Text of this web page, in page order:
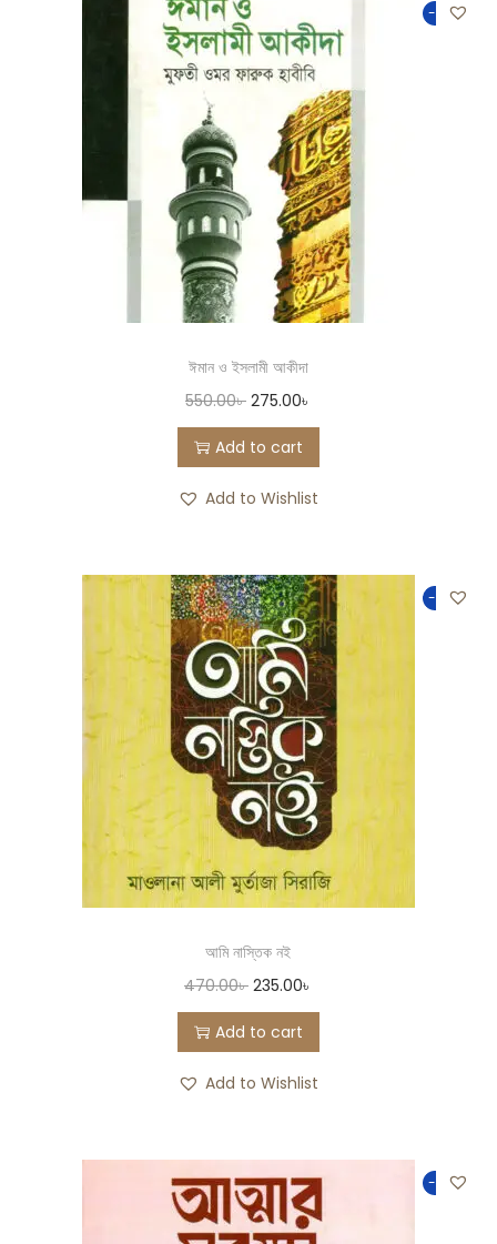
-50%
ঈমান ও ইসলামী আকীদা
550.00৳ 275.00৳
Add to cart
Add to Wishlist
-50%
আমি নাস্তিক নই
470.00৳ 235.00৳
Add to cart
Add to Wishlist
-50%